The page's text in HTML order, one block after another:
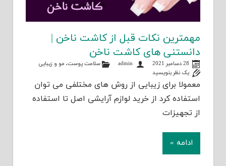
مهمترین نکات قبل از کاشت ناخن |
دانستنی های کاشت ناخن
28 دسامبر 2021 admin
سلامت پوست، مو و زیبایی
یک نظر بنویسید
معمولا برای زیبایی از روش های مختلفی می توان
استفاده کرد از خرید لوازم آرایشی اصل تا استفاده
از تجهیزات
ادامه »